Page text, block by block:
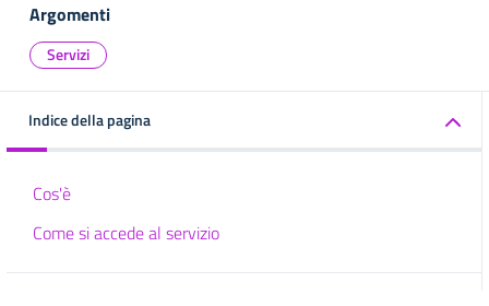
Argomenti
Servizi
Indice della pagina
Cos'è
Come si accede al servizio